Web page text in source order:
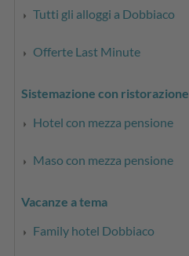
Tutti gli alloggi a Dobbiaco
Offerte Last Minute
Sistemazione con ristorazione
Hotel con mezza pensione
Maso con mezza pensione
Vacanze a tema
Family hotel Dobbiaco